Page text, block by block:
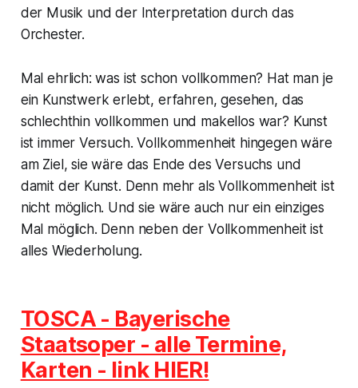
der Musik und der Interpretation durch das
Orchester.
Mal ehrlich: was ist schon vollkommen? Hat man je
ein Kunstwerk erlebt, erfahren, gesehen, das
schlechthin vollkommen und makellos war? Kunst
ist immer Versuch. Vollkommenheit hingegen wäre
am Ziel, sie wäre das Ende des Versuchs und
damit der Kunst. Denn mehr als Vollkommenheit ist
nicht möglich. Und sie wäre auch nur ein einziges
Mal möglich. Denn neben der Vollkommenheit ist
alles Wiederholung.
TOSCA- Bayerische
Staatsoper - alle Termine,
Karten - link HIER!